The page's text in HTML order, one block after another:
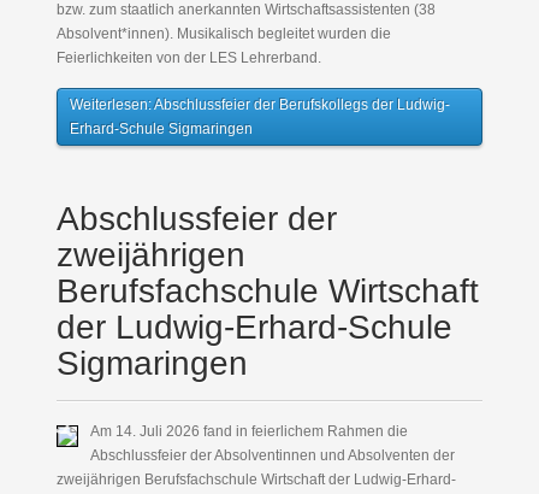
bzw. zum staatlich anerkannten Wirtschaftsassistenten (38
Absolvent*innen). Musikalisch begleitet wurden die
Feierlichkeiten von der LES Lehrerband.
Weiterlesen: Abschlussfeier der Berufskollegs der Ludwig-
Erhard-Schule Sigmaringen
Abschlussfeier der
zweijährigen
Berufsfachschule Wirtschaft
der Ludwig-Erhard-Schule
Sigmaringen
Am 14. Juli 2026 fand in feierlichem Rahmen die
Abschlussfeier der Absolventinnen und Absolventen der
zweijährigen Berufsfachschule Wirtschaft der Ludwig-Erhard-